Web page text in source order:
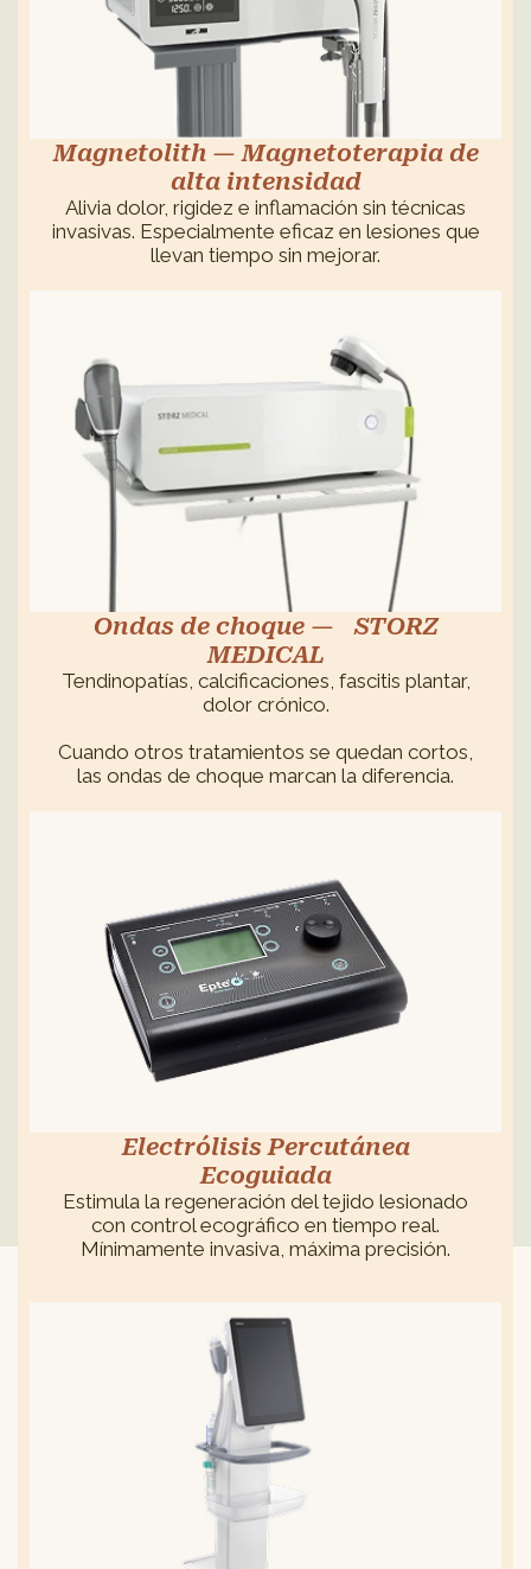
Magnetolith — Magnetoterapia de
alta intensidad
Alivia dolor, rigidez e inflamación sin técnicas
invasivas. Especialmente eficaz en lesiones que
llevan tiempo sin mejorar.
Ondas de choque — STORZ
MEDICAL
Tendinopatías, calcificaciones, fascitis plantar,
dolor crónico.
Cuando otros tratamientos se quedan cortos,
las ondas de choque marcan la diferencia.
Electrólisis Percutánea
Ecoguiada
Estimula la regeneración del tejido lesionado
con control ecográfico en tiempo real.
Mínimamente invasiva, máxima precisión.